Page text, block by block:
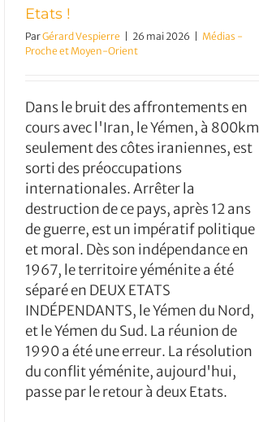
Etats !
ParGérard Vespierre | 26 mai 2026 | Médias -
Proche et Moyen-Orient
Dans le bruit des affrontements en
cours avec l'Iran, le Yémen, à 800km
seulement des côtes iraniennes, est
sorti des préoccupations
internationales. Arrêter la
destruction de ce pays, après 12 ans
de guerre, est un impératif politique
et moral. Dès son indépendance en
1967, le territoire yéménite a été
séparé en DEUX ETATS
INDÉPENDANTS, le Yémen du Nord,
et le Yémen du Sud. La réunion de
1990 a été une erreur. La résolution
du conflit yéménite, aujourd'hui,
passe par le retour à deux Etats.